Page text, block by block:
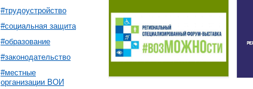
#трудоустройство
#социальная защита
#образование
#законодательство
#местные
организации ВОИ